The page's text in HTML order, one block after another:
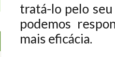
tratá-lo pelo
podemos
mais eficácia.